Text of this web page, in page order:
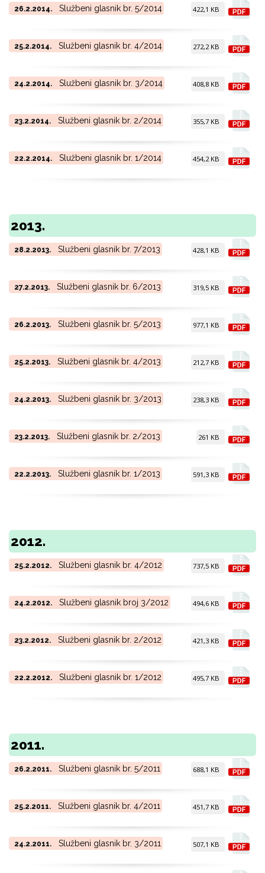
26.2.2014. Službeni glasnik br. 5/2014 422,1 KB
25.2.2014. Službeni glasnik br. 4/2014 272,2 KB
24.2.2014. Službeni glasnik br. 3/2014 408,8 KB
23.2.2014. Službeni glasnik br. 2/2014 355,7 KB
22.2.2014. Službeni glasnik br. 1/2014 454,2 KB
2013.
28.2.2013. Službeni glasnik br. 7/2013 428,1 KB
27.2.2013. Službeni glasnik br. 6/2013 319,5 KB
26.2.2013. Službeni glasnik br. 5/2013 977,1 KB
25.2.2013. Službeni glasnik br. 4/2013 212,7 KB
24.2.2013. Službeni glasnik br. 3/2013 238,3 KB
23.2.2013. Službeni glasnik br. 2/2013 261 KB
22.2.2013. Službeni glasnik br. 1/2013 591,3 KB
2012.
25.2.2012. Službeni glasnik br. 4/2012 737,5 KB
24.2.2012. Službeni glasnik broj 3/2012 494,6 KB
23.2.2012. Službeni glasnik br. 2/2012 421,3 KB
22.2.2012. Službeni glasnik br. 1/2012 495,7 KB
2011.
26.2.2011. Službeni glasnik br. 5/2011 688,1 KB
25.2.2011. Službeni glasnik br. 4/2011 451,7 KB
24.2.2011. Službeni glasnik br. 3/2011 507,1 KB